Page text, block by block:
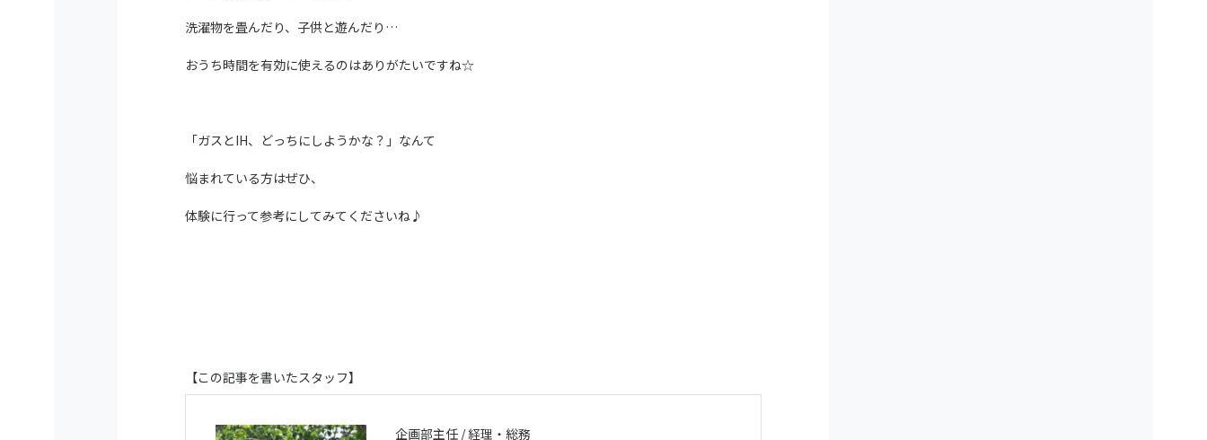
洗濯物を畳んだり、子供と遊んだり…
おうち時間を有効に使えるのはありがたいですね☆
「ガスとIH、どっちにしようかな？」なんて
悩まれている方はぜひ、
体験に行って参考にしてみてくださいね♪
【この記事を書いたスタッフ】
企画部主任 / 経理・総務